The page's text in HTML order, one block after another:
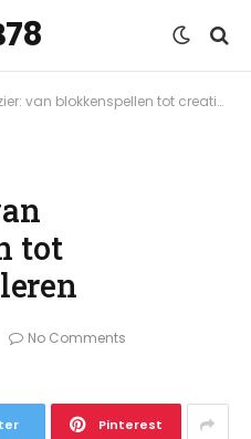
van blokkenspellen tot creativiteit en leren
tot
No Comments
Pinterest